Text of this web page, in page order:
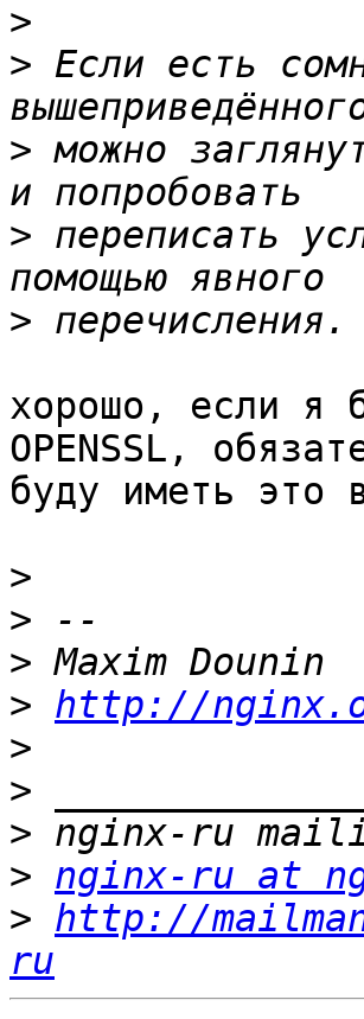
>
> Если есть
> можно
> переписать
>
хорошо, если я
OPENSSL,
буду иметь это
>
>
>
> http://
>
>
>
> nginx-ru at
> http://
ru